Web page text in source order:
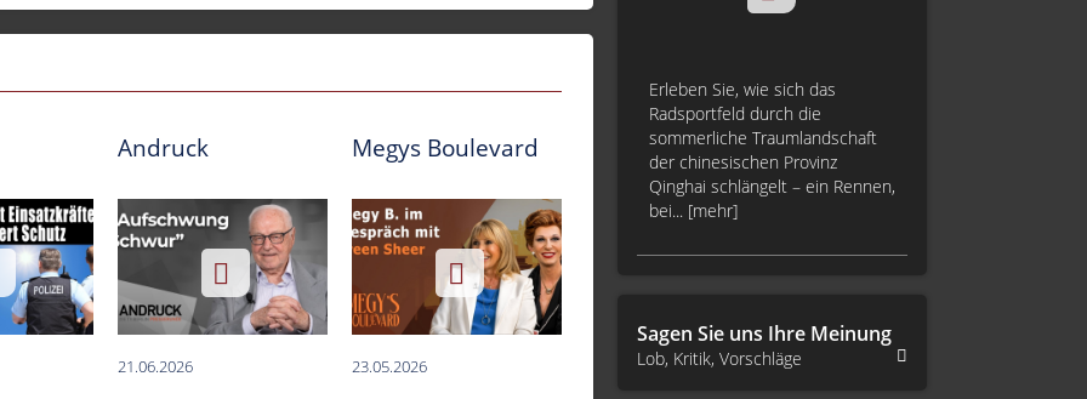
Andruck
21.06.2026
Megys Boulevard
23.05.2026
Erleben Sie, wie sich das
Radsportfeld durch die
sommerliche Traumlandschaft
der chinesischen Provinz
Qinghai schlängelt – ein Rennen,
bei... [mehr]
Sagen Sie uns Ihre Meinung
Lob, Kritik, Vorschläge